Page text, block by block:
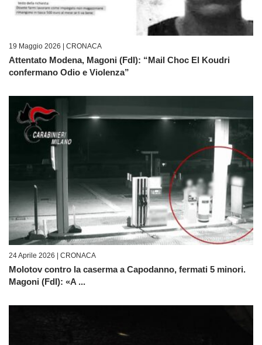
19 Maggio 2026 | CRONACA
Attentato Modena, Magoni (FdI): “Mail Choc El Koudri
confermano Odio e Violenza”
24 Aprile 2026 | CRONACA
Molotov contro la caserma a Capodanno, fermati 5 minori.
Magoni (FdI): «A ...